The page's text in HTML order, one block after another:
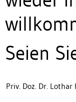
Seien
Priv. Doz. Dr. Lothar